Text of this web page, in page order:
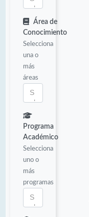
Área de
Conocimiento
Selecciona
una o
más
áreas
Programa
Académico
Selecciona
uno o
más
programas